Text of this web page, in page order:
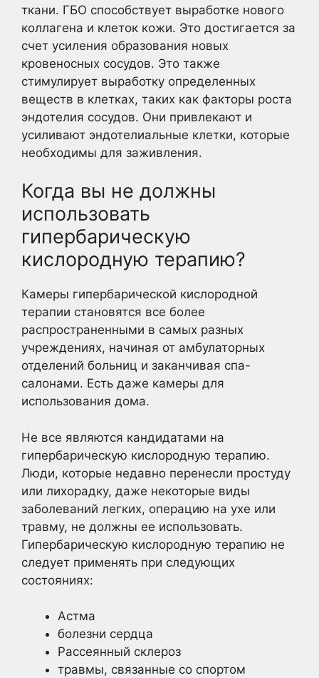
ткани. ГБО способствует выработке нового
коллагена и клеток кожи. Это достигается за
счет усиления образования новых
кровеносных сосудов. Это также
стимулирует выработку определенных
веществ в клетках, таких как факторы роста
эндотелия сосудов. Они привлекают и
усиливают эндотелиальные клетки, которые
необходимы для заживления.
Когда вы не должны
использовать
гипербарическую
кислородную терапию?
Камеры гипербарической кислородной
терапии становятся все более
распространенными в самых разных
учреждениях, начиная от амбулаторных
отделений больниц и заканчивая спа-
салонами. Есть даже камеры для
использования дома.
Не все являются кандидатами на
гипербарическую кислородную терапию.
Люди, которые недавно перенесли простуду
или лихорадку, даже некоторые виды
заболеваний легких, операцию на ухе или
травму, не должны ее использовать.
Гипербарическую кислородную терапию не
следует применять при следующих
состояниях:
Астма
болезни сердца
Рассеянный склероз
травмы, связанные со спортом